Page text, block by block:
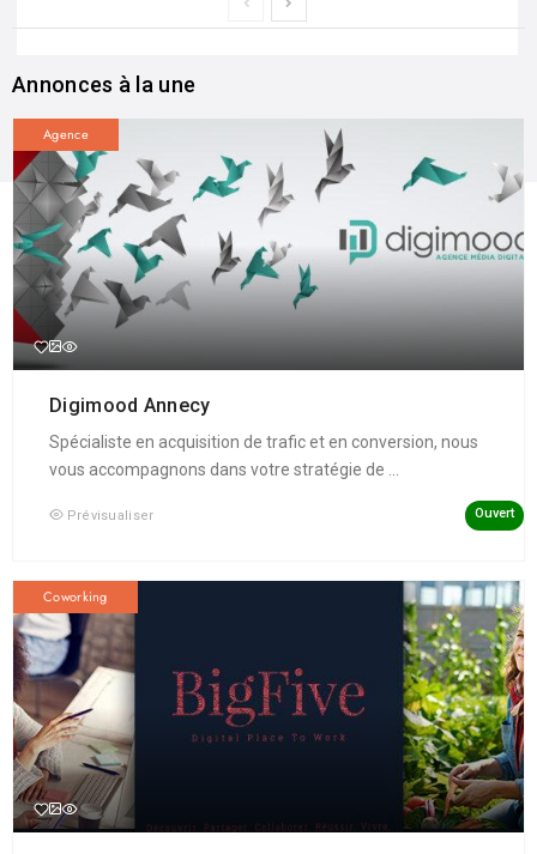
Annonces à la une
Agence
Digimood Annecy
Spécialiste en acquisition de trafic et en conversion, nous
vous accompagnons dans votre stratégie de ...
Prévisualiser Ouvert
Coworking